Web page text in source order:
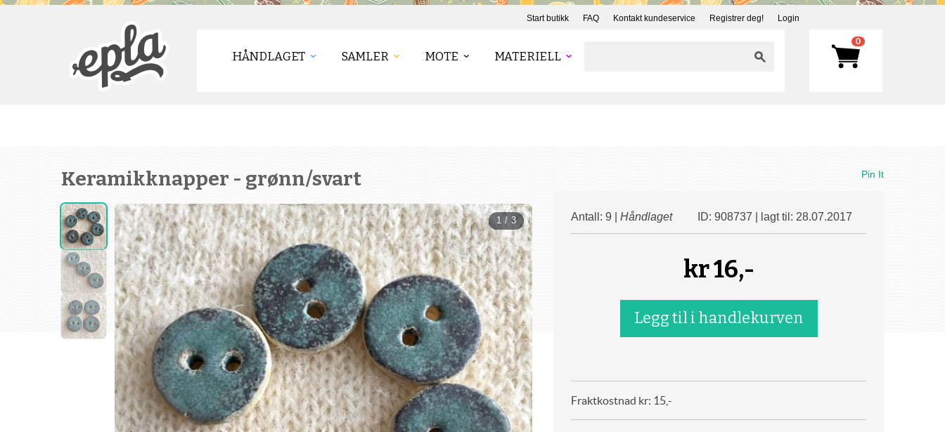
Start butikk FAQ Kontakt kundeservice Registrer deg! Login
HÅNDLAGET SAMLER MOTE MATERIELL
0
Keramikknapper - grønn/svart
1 / 3
Pin It
Antall: 9 | Håndlaget ID: 908737 | lagt til: 28.07.2017
kr16,-
Fraktkostnad kr: 15,-